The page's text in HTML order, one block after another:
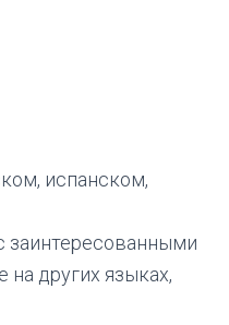
испанском,
заинтересованными
других языках,